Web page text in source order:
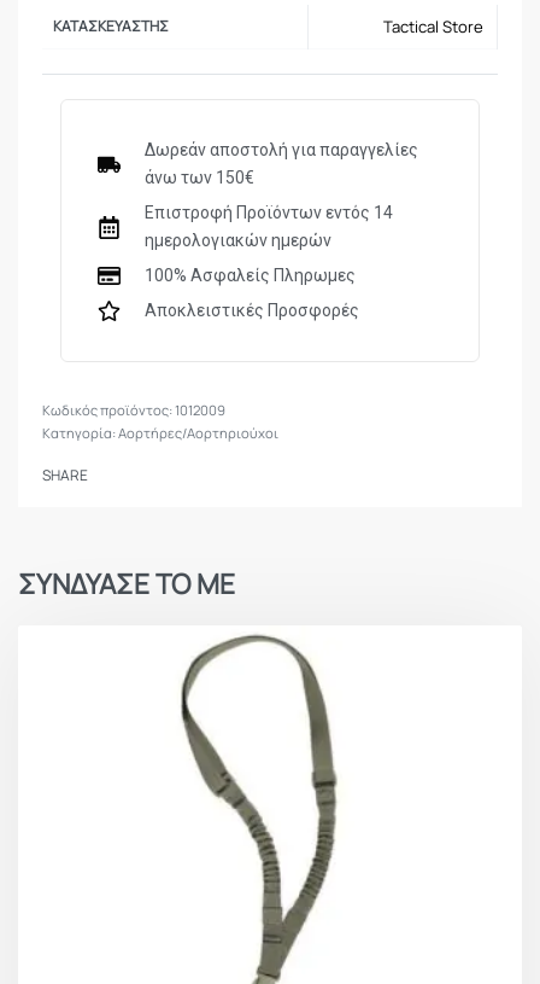
ΚΑΤΑΣΚΕΥΑΣΤΉΣ Tactical Store
Δωρεάν αποστολή για παραγγελίες
άνω των 150€
Επιστροφή Προϊόντων εντός 14
ημερολογιακών ημερών
100% Ασφαλείς Πληρωμες
Αποκλειστικές Προσφορές
1012009
Κατηγορία:Αορτήρες/Αορτηριούχοι
SHARE
ΣΥΝΔΥΑΣΕ ΤΟ ΜΕ